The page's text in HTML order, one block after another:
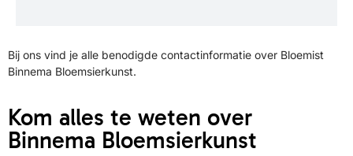
Bij ons vind je alle benodigde contactinformatie over Bloemist
Binnema Bloemsierkunst.
Kom alles te weten over
Binnema Bloemsierkunst